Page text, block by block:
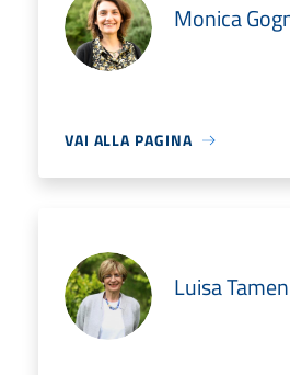
Monica
VAI ALLA PAGINA
Luisa